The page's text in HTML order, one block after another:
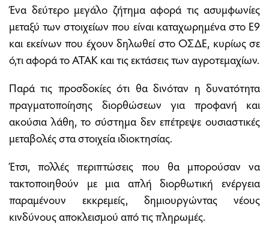
Ένα δεύτερο μεγάλο ζήτημα αφορά τις ασυμφωνίες
μεταξύ των στοιχείων που είναι καταχωρημένα στο Ε9
και εκείνων που έχουν δηλωθεί στο ΟΣΔΕ, κυρίως σε
ό,τι αφορά το ΑΤΑΚ και τις εκτάσεις των αγροτεμαχίων.
Παρά τις προσδοκίες ότι θα δινόταν η δυνατότητα
πραγματοποίησης διορθώσεων για προφανή και
ακούσια λάθη, το σύστημα δεν επέτρεψε ουσιαστικές
μεταβολές στα στοιχεία ιδιοκτησίας.
Έτσι, πολλές περιπτώσεις που θα μπορούσαν να
τακτοποιηθούν με μια απλή διορθωτική ενέργεια
παραμένουν εκκρεμείς, δημιουργώντας νέους
κινδύνους αποκλεισμού από τις πληρωμές.